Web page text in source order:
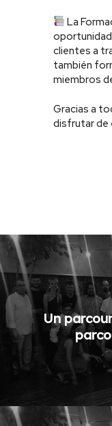
La
clientes a
también
miembros
Gracias a
disfrutar de
Un